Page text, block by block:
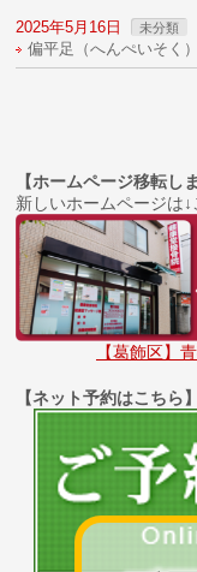
2025年5月16日 未分類
偏平足（へんぺいそく
【ホームページ移転し
新しいホームページは↓
【葛飾区】
【ネット予約はこちら】